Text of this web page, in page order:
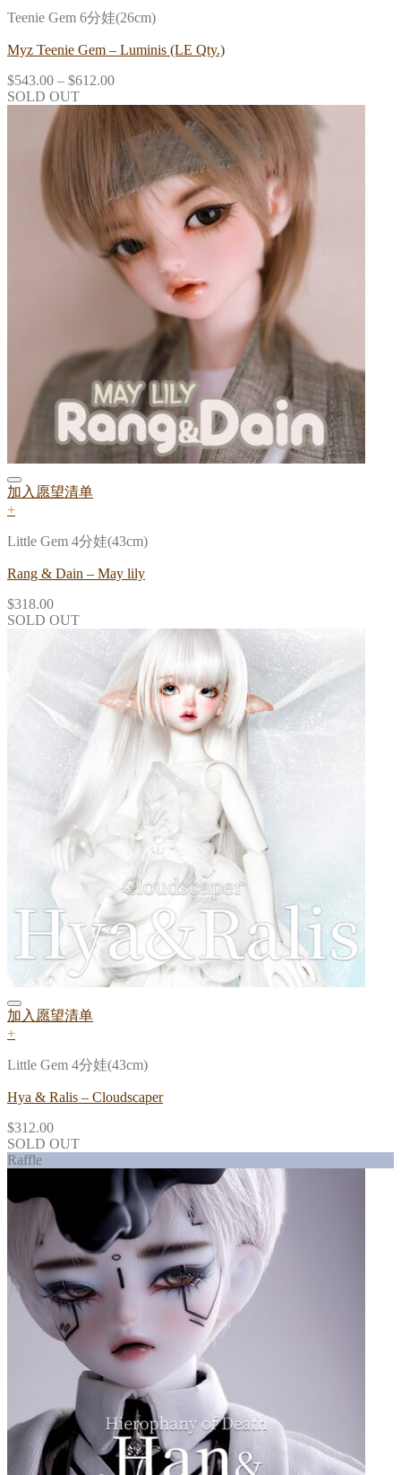
Teenie Gem 6分娃(26cm)
Myz Teenie Gem – Luminis (LE Qty.)
$543.00 – $612.00
SOLD OUT
加入愿望清单
+
Little Gem 4分娃(43cm)
Rang & Dain – May lily
$318.00
SOLD OUT
加入愿望清单
+
Little Gem 4分娃(43cm)
Hya & Ralis – Cloudscaper
$312.00
SOLD OUT
Raffle